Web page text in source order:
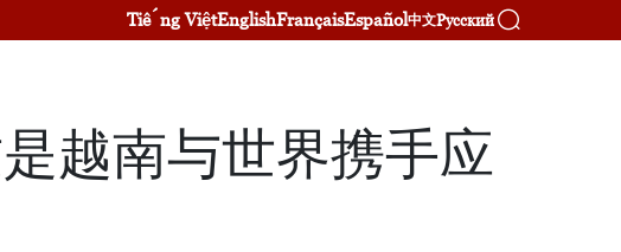
Tiếng ViệtEnglishFrançaisEspañol中文Русский
越南与世界携手应